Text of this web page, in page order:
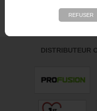
derniers
DISTRIBUTEUR